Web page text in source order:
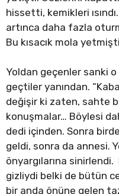
hissetti, kemikleri
artınca daha fazla
Bu kısacık mola
Yoldan geçenler sanki
geçtiler yanından.
değişir ki zaten, sahte
konuşmalar… Böylesi
dedi içinden. Sonra
geldi, sonra da annesi.
önyargılarına
gizliydi belki de bütün
bir anda önüne gelen